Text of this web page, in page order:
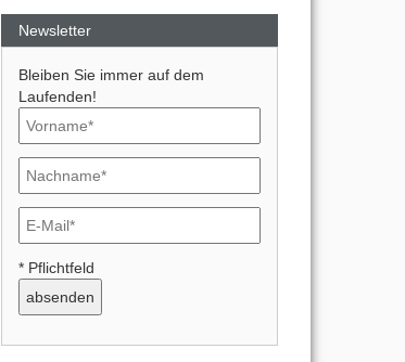
Newsletter
Bleiben Sie immer auf dem
Laufenden!
* Pflichtfeld